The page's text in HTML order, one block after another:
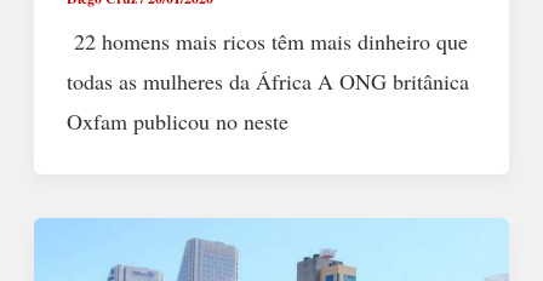
22 homens mais ricos têm mais dinheiro que
todas as mulheres da África A ONG britânica
Oxfam publicou no neste